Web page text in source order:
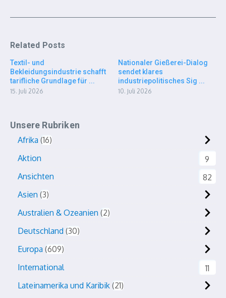
Related Posts
Textil- und
Bekleidungsindustrie schafft
tarifliche Grundlage für ...
15. Juli 2026
Nationaler Gießerei-Dialog
sendet klares
industriepolitisches Sig ...
10. Juli 2026
Unsere Rubriken
Afrika 16
Aktion
9
Ansichten
82
Asien 3
Australien & Ozeanien 2
Deutschland 30
Europa 609
International
11
Lateinamerika und Karibik 21